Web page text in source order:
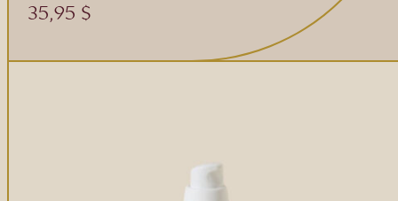
35,95 $